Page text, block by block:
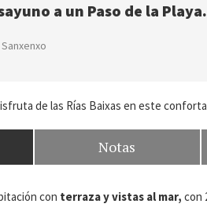
a un Paso de la
Sanxenxo
de las Rías Baixas en este
Notas
con terraza y vistas al mar, con